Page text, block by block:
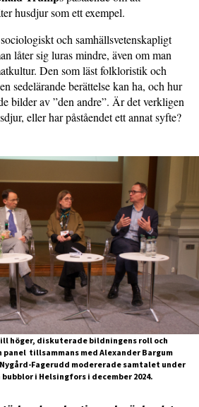
husdjur som ett exempel.
och samhällsvetenskapligt
låter sig luras mindre, även om man
Den som läst folkloristik och
sedelärande berättelse kan ha, och hur
bilder av ”den andre”. Är det verkligen
eller har påståendet ett annat syfte?
höger, diskuterade bildningens roll och
tillsammans med Alexander Bargum
Fagerudd modererade samtalet under
i Helsingfors i december 2024.